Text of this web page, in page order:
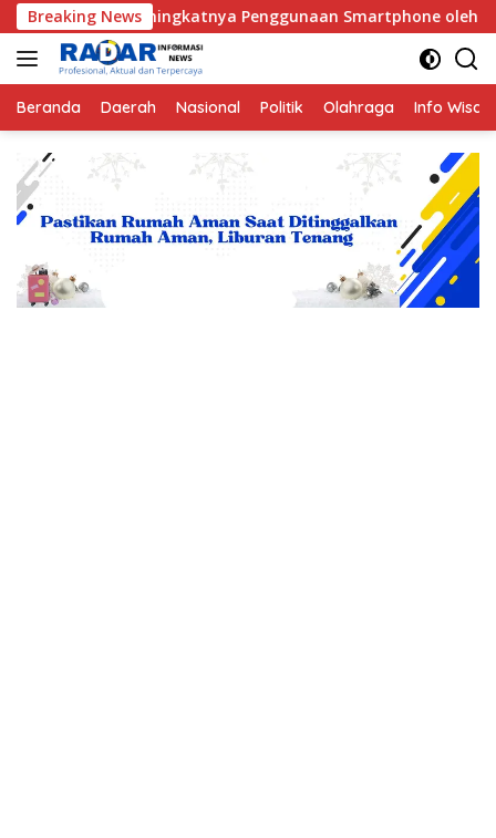
Langsung
ke
konten
Breaking NewsPenggunaan Smartphone oleh Anak
Beranda Daerah Nasional Politik Olahraga Info